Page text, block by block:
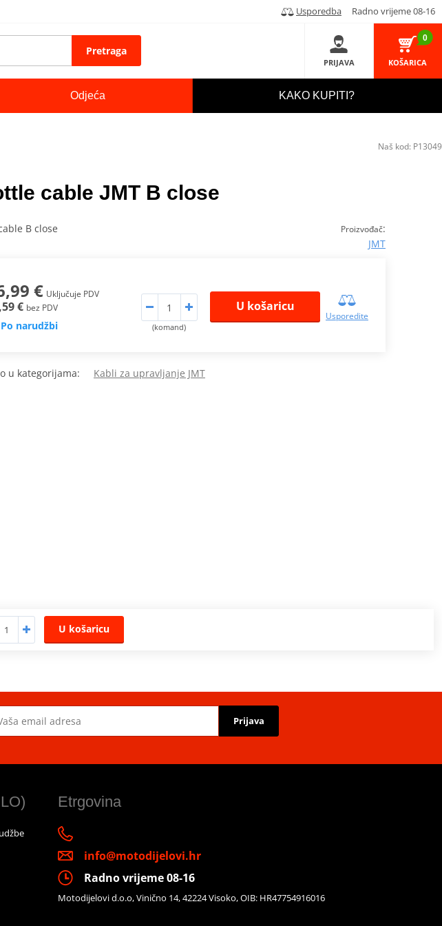
Usporedba Radno vrijeme 08-16
Pretraga
PRIJAVA
0
KOŠARICA
Odjeća KAKO KUPITI?
cable JMT B close
Proizvođač:
JMT
B close
€ Uključuje PDV
€ bez PDV
Po narudžbi (komand)
U košaricu
Usporedite
u kategorijama: Kabli za upravljanje JMT
U košaricu
Naš kod: P13049
Prijava
Etrgovina
info@motodijelovi.hr
Radno vrijeme 08-16
Motodijelovi d.o.o, Vinično 14, 42224 Visoko, OIB: HR47754916016